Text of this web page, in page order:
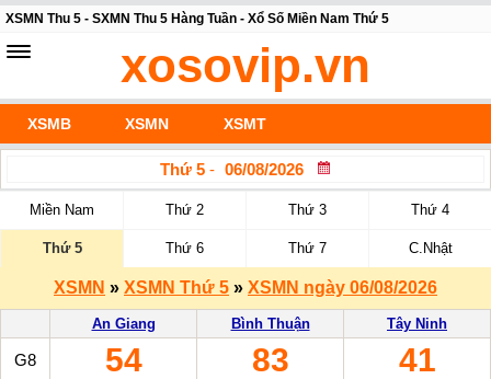
XSMN Thu 5 - SXMN Thu 5 Hàng Tuần - Xổ Số Miền Nam Thứ 5
xosovip.vn
XSMB XSMN XSMT
Thứ 5 -
Miền Nam Thứ 2 Thứ 3 Thứ 4
Thứ 5 Thứ 6 Thứ 7 C.Nhật
XSMN » XSMN Thứ 5 » XSMN ngày 06/08/2026
An Giang Bình Thuận Tây Ninh
G8 54 83 41